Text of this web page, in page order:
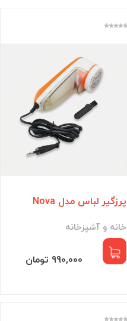
پرزگیر لباس مدل Nova
خانه و آشپزخانه
990,000 تومان